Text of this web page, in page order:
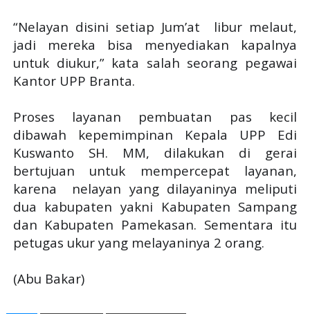
“Nelayan disini setiap Jum’at
libur melaut,
jadi mereka bisa menyediakan kapalnya
untuk diukur,” kata salah seorang pegawai
Kantor UPP Branta.
Proses layanan pembuatan pas kecil
dibawah kepemimpinan Kepala UPP Edi
Kuswanto SH. MM, dilakukan di gerai
bertujuan untuk mempercepat layanan,
karena
nelayan yang dilayaninya meliputi
dua kabupaten yakni Kabupaten Sampang
dan Kabupaten Pamekasan. Sementara itu
petugas ukur yang melayaninya 2 orang.
(Abu Bakar)